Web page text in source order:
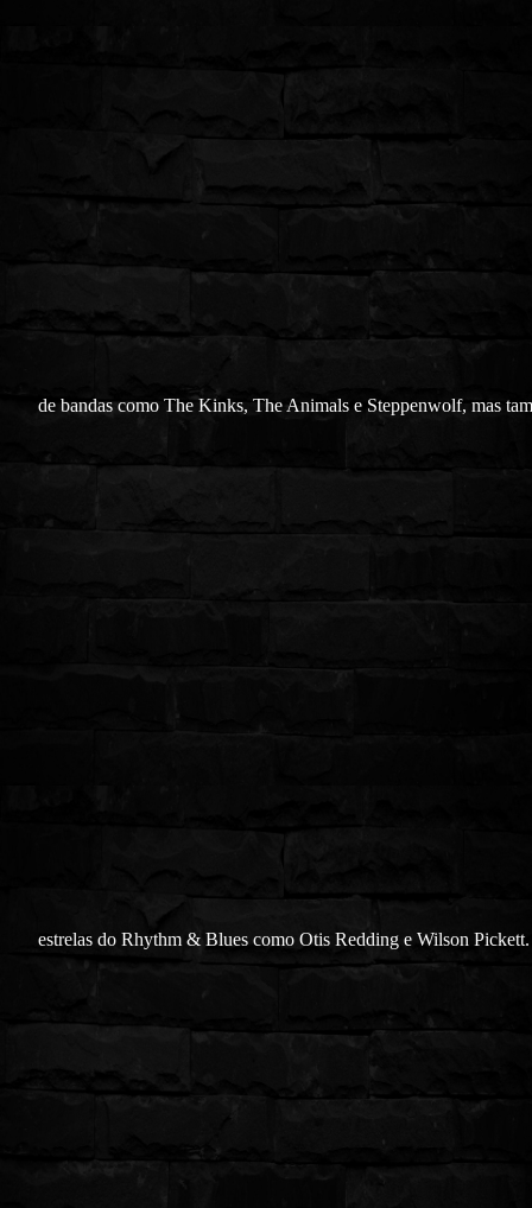
de bandas como The Kinks, The Animals e Steppenwolf, mas
estrelas do Rhythm & Blues como Otis Redding e Wilson